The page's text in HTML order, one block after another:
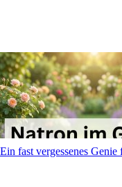
fast vergessenes Genie